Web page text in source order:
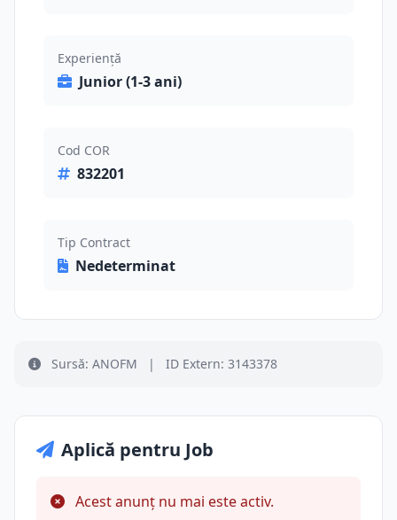
Experiență
Junior (1-3 ani)
Cod COR
832201
Tip Contract
Nedeterminat
Sursă: ANOFM | ID Extern: 3143378
Aplică pentru Job
Acest anunț nu mai este activ.